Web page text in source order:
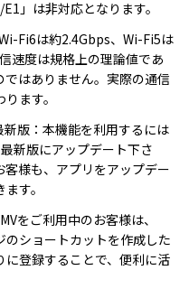
」は非対応となります。
Fi6は約2.4Gbps、Wi-Fi5は
速度は規格上の理論値であ
はありません。実際の通信
ます。
版：本機能を利用するには
新版にアップデート下さ
様も、アプリをアップデー
す。
をご利用中のお客様は、
のショートカットを作成した
に登録することで、便利に活